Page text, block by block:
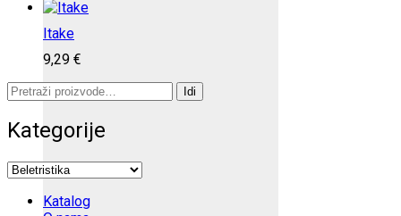
Itake
9,29 €
Pretraži:
Idi
Kategorije
Katalog